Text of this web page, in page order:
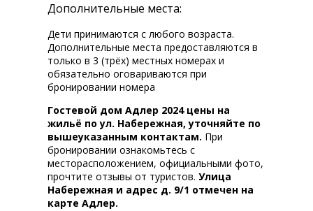
Дополнительные места:
Дети принимаются с любого возраста.
Дополнительные места предоставляются в
только в 3 (трёх) местных номерах и
обязательно оговариваются при
бронировании номера
Гостевой дом Адлер 2024 цены на
жильё по ул. Набережная, уточняйте по
вышеуказанным контактам. При
бронировании ознакомьтесь с
месторасположением, официальными фото,
прочтите отзывы от туристов. Улица
Набережная и адрес д. 9/1 отмечен на
карте Адлер.